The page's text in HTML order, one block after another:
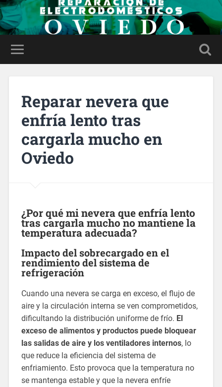
Reparar nevera que
enfría lento tras
cargarla mucho en
Oviedo
¿Por qué mi nevera que enfría lento
tras cargarla mucho no mantiene la
temperatura adecuada?
Impacto del sobrecargado en el
rendimiento del sistema de
refrigeración
Cuando una nevera se carga en exceso, el flujo de
aire y la circulación interna se ven comprometidos,
dificultando la distribución uniforme de frío. El
exceso de alimentos y productos puede bloquear
las salidas de aire y los ventiladores internos, lo
que reduce la eficiencia del sistema de
enfriamiento. Esto provoca que la temperatura no
se mantenga estable y que la nevera enfríe